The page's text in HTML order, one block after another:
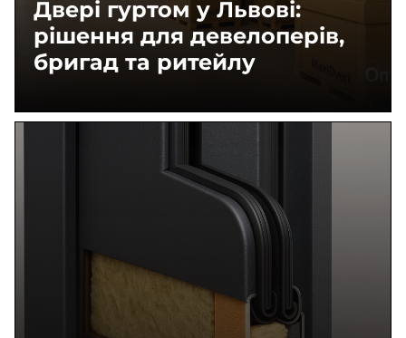
Двері гуртом у Львові:
рішення для девелоперів,
бригад та ритейлу